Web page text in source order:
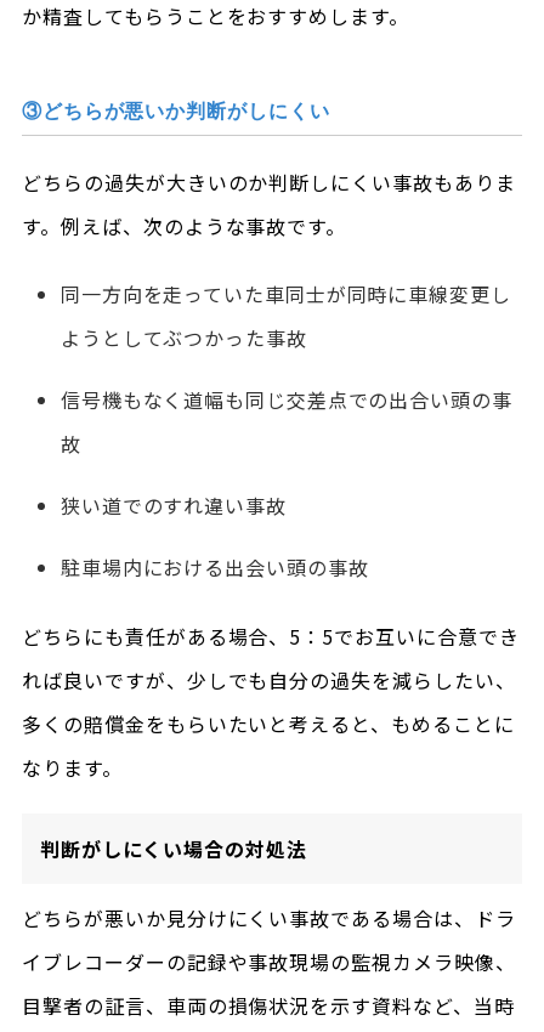
か精査してもらうことをおすすめします。
③どちらが悪いか判断がしにくい
どちらの過失が大きいのか判断しにくい事故もありま
す。例えば、次のような事故です。
同一方向を走っていた車同士が同時に車線変更し
ようとしてぶつかった事故
信号機もなく道幅も同じ交差点での出合い頭の事
故
狭い道でのすれ違い事故
駐車場内における出会い頭の事故
どちらにも責任がある場合、5：5でお互いに合意でき
れば良いですが、少しでも自分の過失を減らしたい、
多くの賠償金をもらいたいと考えると、もめることに
なります。
判断がしにくい場合の対処法
どちらが悪いか見分けにくい事故である場合は、ドラ
イブレコーダーの記録や事故現場の監視カメラ映像、
目撃者の証言、車両の損傷状況を示す資料など、当時